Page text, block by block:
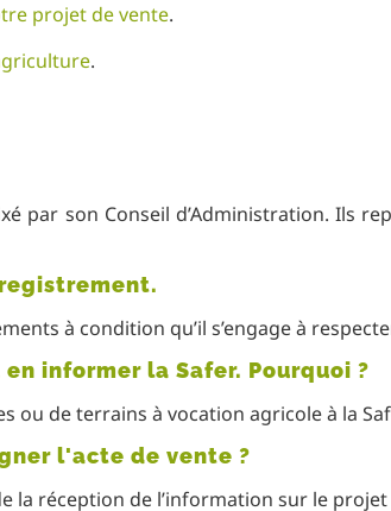
projet de vente.
.
par son Conseil d’Administration. Ils
à condition qu’il s’engage à
informer la Safer. Pourquoi ?
ou de terrains à vocation agricole à la
l'acte de vente ?
la réception de l’information sur le